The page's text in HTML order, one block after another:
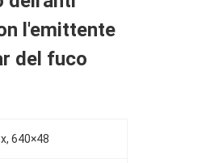
l'emittente
del fuco
640×48